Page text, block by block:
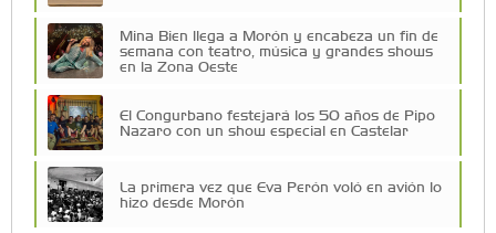
Mina Bien llega a Morón y encabeza un fin de
semana con teatro, música y grandes shows
en la Zona Oeste
El Congurbano festejará los 50 años de Pipo
Nazaro con un show especial en Castelar
La primera vez que Eva Perón voló en avión lo
hizo desde Morón